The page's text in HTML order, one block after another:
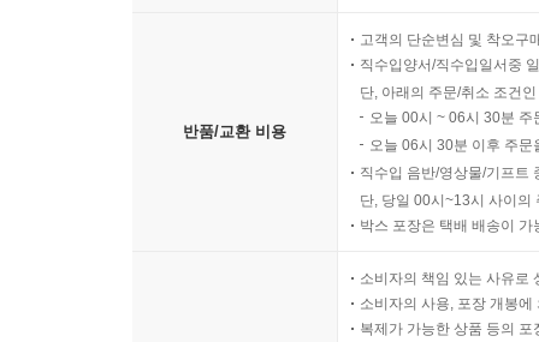
반품/교환 비용
고객의 단순변심 및 착오구
직수입양서/직수입일서중
단, 아래의 주문/취소 조건
오늘 00시 ~ 06시 30분
오늘 06시 30분 이후 주
직수입 음반/영상물/기프트
단, 당일 00시~13시 사이의
박스 포장은 택배 배송이
소비자의 책임 있는 사유로
소비자의 사용, 포장 개봉
복제가 가능한 상품 등의